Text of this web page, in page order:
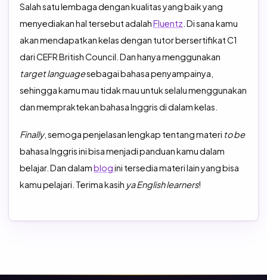
Salah satu lembaga dengan kualitas yang baik yang
menyediakan hal tersebut adalahFluentz . Di sana kamu
akan mendapatkan kelas dengan tutor bersertifikat C1
dari CEFR British Council. Dan hanya menggunakan
target languagesebagai bahasa penyampainya,
sehingga kamu mau tidak mau untuk selalu menggunakan
dan mempraktekan bahasa Inggris di dalam kelas.
Finally, semoga penjelasan lengkap tentang materi to be
bahasa Inggris ini bisa menjadi panduan kamu dalam
belajar. Dan dalamblogini tersedia materi lain yang bisa
kamu pelajari. Terima kasih ya English learners!